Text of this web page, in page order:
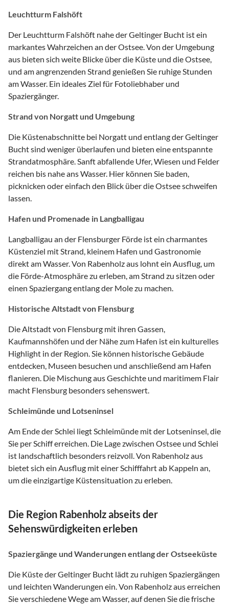
Leuchtturm Falshöft
Der Leuchtturm Falshöft nahe der Geltinger Bucht ist ein
markantes Wahrzeichen an der Ostsee. Von der Umgebung
aus bieten sich weite Blicke über die Küste und die Ostsee,
und am angrenzenden Strand genießen Sie ruhige Stunden
am Wasser. Ein ideales Ziel für Fotoliebhaber und
Spaziergänger.
Strand von Norgatt und Umgebung
Die Küstenabschnitte bei Norgatt und entlang der Geltinger
Bucht sind weniger überlaufen und bieten eine entspannte
Strandatmosphäre. Sanft abfallende Ufer, Wiesen und Felder
reichen bis nahe ans Wasser. Hier können Sie baden,
picknicken oder einfach den Blick über die Ostsee schweifen
lassen.
Hafen und Promenade in Langballigau
Langballigau an der Flensburger Förde ist ein charmantes
Küstenziel mit Strand, kleinem Hafen und Gastronomie
direkt am Wasser. Von Rabenholz aus lohnt ein Ausflug, um
die Förde-Atmosphäre zu erleben, am Strand zu sitzen oder
einen Spaziergang entlang der Mole zu machen.
Historische Altstadt von Flensburg
Die Altstadt von Flensburg mit ihren Gassen,
Kaufmannshöfen und der Nähe zum Hafen ist ein kulturelles
Highlight in der Region. Sie können historische Gebäude
entdecken, Museen besuchen und anschließend am Hafen
flanieren. Die Mischung aus Geschichte und maritimem Flair
macht Flensburg besonders sehenswert.
Schleimünde und Lotseninsel
Am Ende der Schlei liegt Schleimünde mit der Lotseninsel, die
Sie per Schiff erreichen. Die Lage zwischen Ostsee und Schlei
ist landschaftlich besonders reizvoll. Von Rabenholz aus
bietet sich ein Ausflug mit einer Schifffahrt ab Kappeln an,
um die einzigartige Küstensituation zu erleben.
Die Region Rabenholz abseits der
Sehenswürdigkeiten erleben
Spaziergänge und Wanderungen entlang der Ostseeküste
Die Küste der Geltinger Bucht lädt zu ruhigen Spaziergängen
und leichten Wanderungen ein. Von Rabenholz aus erreichen
Sie verschiedene Wege am Wasser, auf denen Sie die frische